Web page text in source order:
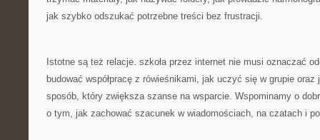
jak szybko odszukać potrzebne treści bez frustracji.
Istotne są też relacje. szkoła przez internet nie musi oznaczać
budować współpracę z rówieśnikami, jak uczyć się w grupie
sposób, który zwiększa szanse na wsparcie. Wspominamy o
o tym, jak zachować szacunek w wiadomościach, na czatach i